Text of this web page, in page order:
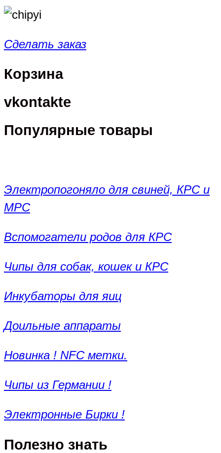
Сделать заказ
Корзина
vkontakte
Популярные товары
Электропогоняло для свиней, КРС и
МРС
Вспомогатели родов для КРС
Чипы для собак, кошек и КРС
Инкубаторы для яиц
Доильные аппараты
Новинка ! NFC метки.
Чипы из Германии !
Электронные Бирки !
Полезно знать